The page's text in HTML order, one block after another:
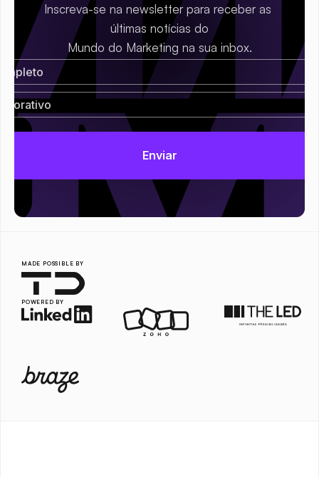
Inscreva-se na newsletter para receber as
últimas notícias do
Mundo do Marketing na sua inbox.
MADE POSSIBLE BY
POWERED BY